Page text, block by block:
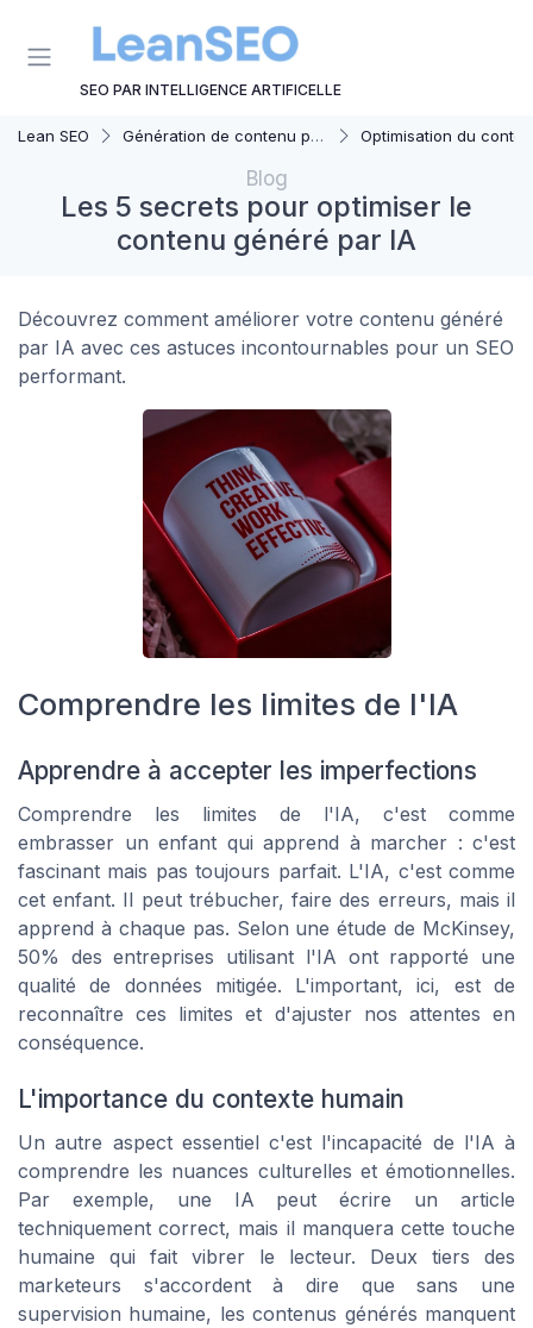
SEO PAR INTELLIGENCE ARTIFICELLE
Lean SEO Génération de contenu par AI Optimisation du contenu généré
Blog
Les 5 secrets pour optimiser le
contenu généré par IA
Découvrez comment améliorer votre contenu généré
par IA avec ces astuces incontournables pour un SEO
performant.
Comprendre les limites de l'IA
Apprendre à accepter les imperfections
Comprendre les limites de l'IA, c'est comme
embrasser un enfant qui apprend à marcher : c'est
fascinant mais pas toujours parfait. L'IA, c'est comme
cet enfant. Il peut trébucher, faire des erreurs, mais il
apprend à chaque pas. Selon une étude de McKinsey,
50% des entreprises utilisant l'IA ont rapporté une
qualité de données mitigée. L'important, ici, est de
reconnaître ces limites et d'ajuster nos attentes en
conséquence.
L'importance du contexte humain
Un autre aspect essentiel c'est l'incapacité de l'IA à
comprendre les nuances culturelles et émotionnelles.
Par exemple, une IA peut écrire un article
techniquement correct, mais il manquera cette touche
humaine qui fait vibrer le lecteur. Deux tiers des
marketeurs s'accordent à dire que sans une
supervision humaine, les contenus générés manquent